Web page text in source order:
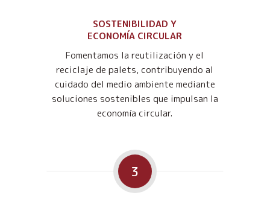
SOSTENIBILIDAD Y
ECONOMÍA CIRCULAR
Fomentamos la reutilización y el
reciclaje de palets, contribuyendo al
cuidado del medio ambiente mediante
soluciones sostenibles que impulsan la
economía circular.
3